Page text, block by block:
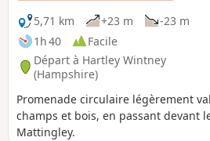
5,71 km
+23 m
-23 m
1h 40
Facile
Départ à Hartley Wintney
(Hampshire)
Promenade circulaire légèrement
champs et bois, en passant devant
Mattingley.